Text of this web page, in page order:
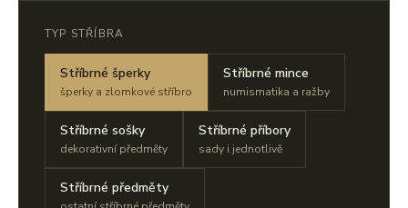
TYP STŘÍBRA
Stříbrné šperky
šperky a zlomkové stříbro
Stříbrné mince
numismatika a ražby
Stříbrné sošky
dekorativní předměty
Stříbrné příbory
sady i jednotlivě
Stříbrné předměty